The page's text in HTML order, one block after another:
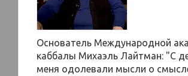
Основатель Международной
каббалы Михаэль Лайтман: "С
меня одолевали мысли о